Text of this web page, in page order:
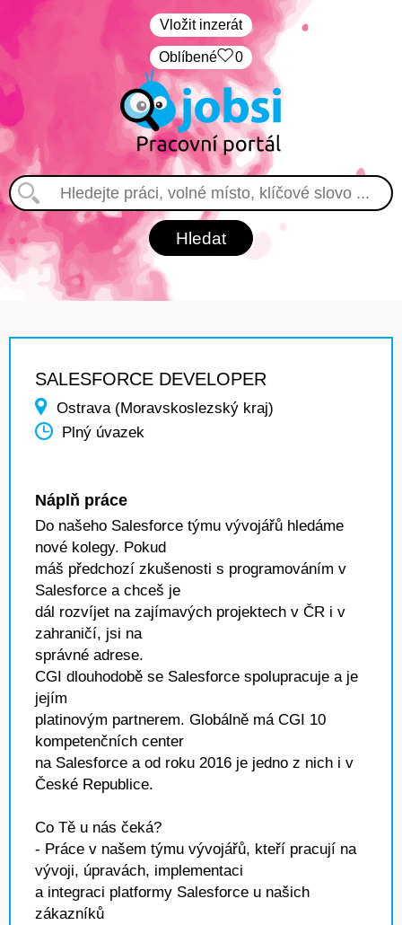
Vložit inzerát
Oblíbené 0
SALESFORCE DEVELOPER
Ostrava (Moravskoslezský kraj)
Plný úvazek
Náplň práce
Do našeho Salesforce týmu vývojářů hledáme
nové kolegy. Pokud
máš předchozí zkušenosti s programováním v
Salesforce a chceš je
dál rozvíjet na zajímavých projektech v ČR i v
zahraničí, jsi na
správné adrese.
CGI dlouhodobě se Salesforce spolupracuje a je
jejím
platinovým partnerem. Globálně má CGI 10
kompetenčních center
na Salesforce a od roku 2016 je jedno z nich i v
České Republice.
Co Tě u nás čeká?
- Práce v našem týmu vývojářů, kteří pracují na
vývoji, úpravách, implementaci
a integraci platformy Salesforce u našich
zákazníků